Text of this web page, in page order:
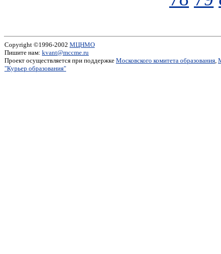
Copyright ©1996-2002 МЦНМО
Пишите нам: kvant@mccme.ru
Проект осуществляется при поддержке Московского комитета образования,
"Курьер образования"